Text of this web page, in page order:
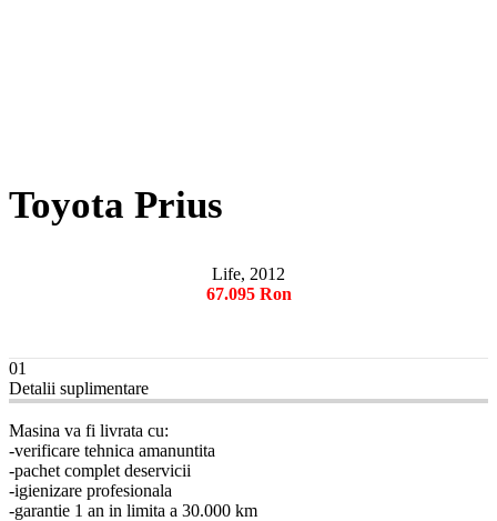
Toyota Prius
Life, 2012
67.095 Ron
01
Detalii suplimentare
Masina va fi livrata cu:
-verificare tehnica amanuntita
-pachet complet deservicii
-igienizare profesionala
-garantie 1 an in limita a 30.000 km